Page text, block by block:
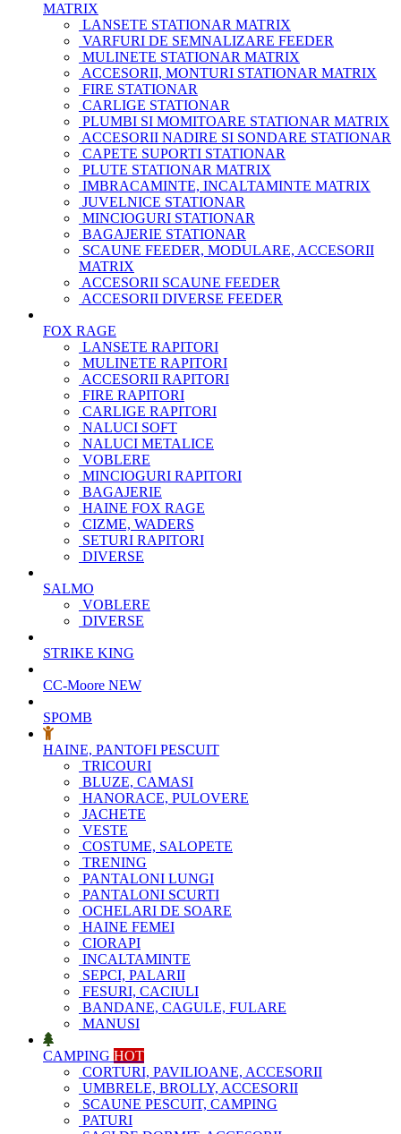
MATRIX
LANSETE STATIONAR MATRIX
VARFURI DE SEMNALIZARE FEEDER
MULINETE STATIONAR MATRIX
ACCESORII, MONTURI STATIONAR MATRIX
FIRE STATIONAR
CARLIGE STATIONAR
PLUMBI SI MOMITOARE STATIONAR MATRIX
ACCESORII NADIRE SI SONDARE STATIONAR
CAPETE SUPORTI STATIONAR
PLUTE STATIONAR MATRIX
IMBRACAMINTE, INCALTAMINTE MATRIX
JUVELNICE STATIONAR
MINCIOGURI STATIONAR
BAGAJERIE STATIONAR
SCAUNE FEEDER, MODULARE, ACCESORII
MATRIX
ACCESORII SCAUNE FEEDER
ACCESORII DIVERSE FEEDER
FOX RAGE
LANSETE RAPITORI
MULINETE RAPITORI
ACCESORII RAPITORI
FIRE RAPITORI
CARLIGE RAPITORI
NALUCI SOFT
NALUCI METALICE
VOBLERE
MINCIOGURI RAPITORI
BAGAJERIE
HAINE FOX RAGE
CIZME, WADERS
SETURI RAPITORI
DIVERSE
SALMO
VOBLERE
DIVERSE
STRIKE KING
CC-Moore NEW
SPOMB
HAINE, PANTOFI PESCUIT
TRICOURI
BLUZE, CAMASI
HANORACE, PULOVERE
JACHETE
VESTE
COSTUME, SALOPETE
TRENING
PANTALONI LUNGI
PANTALONI SCURTI
OCHELARI DE SOARE
HAINE FEMEI
CIORAPI
INCALTAMINTE
SEPCI, PALARII
FESURI, CACIULI
BANDANE, CAGULE, FULARE
MANUSI
CAMPING HOT
CORTURI, PAVILIOANE, ACCESORII
UMBRELE, BROLLY, ACCESORII
SCAUNE PESCUIT, CAMPING
PATURI